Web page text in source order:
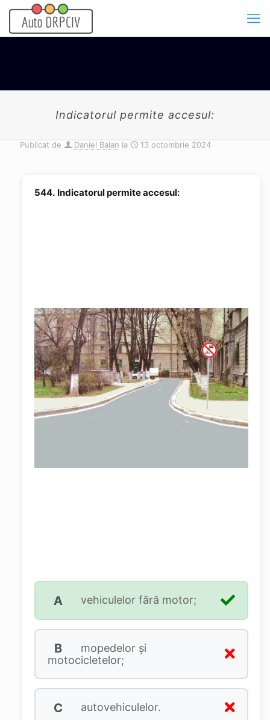
Indicatorul permite accesul:
Publicat de Daniel Balan la 13 octombrie 2024
544. Indicatorul permite accesul:
A vehiculelor fără motor;
B
mopedelor şi
motocicletelor;
C autovehiculelor.